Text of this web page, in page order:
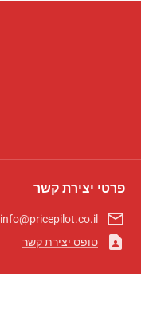
פרטי יצירת קשר
mail_outline
info@pricepilot.co.il
contact_page טופס יצירת קשר